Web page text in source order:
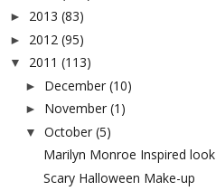
► 2013 (83)
► 2012 (95)
▼ 2011 (113)
► December (10)
► November (1)
▼ October (5)
Marilyn Monroe Inspired look
Scary Halloween Make-up